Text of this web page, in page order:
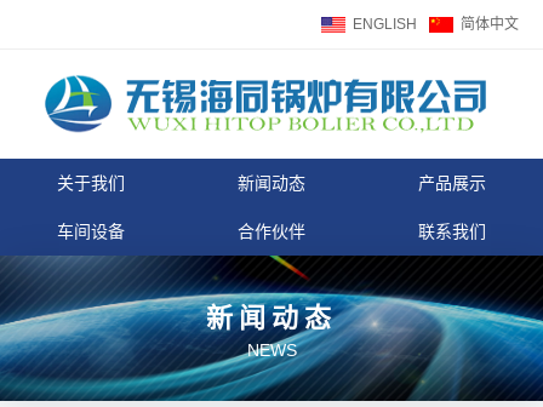
ENGLISH 简体中文
关于我们 新闻动态 产品展示
车间设备 合作伙伴 联系我们
新闻动态
NEWS